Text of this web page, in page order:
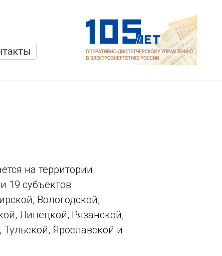
на территории
19 субъектов
Вологодской,
Липецкой, Рязанской,
Ярославской и